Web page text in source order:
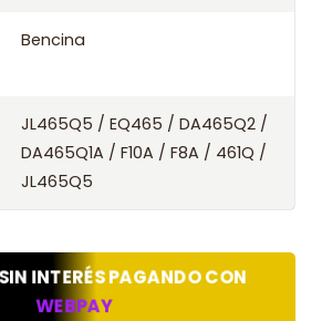
Bencina
JL465Q5 / EQ465 / DA465Q2 /
DA465Q1A / F10A / F8A / 461Q /
JL465Q5
INTERÉS PAGANDO CON
WEBPAY